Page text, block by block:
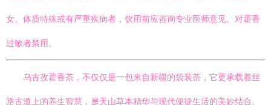
女、体质特殊或有严重疾病者，饮用前应咨询专业医师意见。对藿香
过敏者禁用。
乌古孜藿香茶，不仅仅是一包来自新疆的袋装茶，它更承载着丝
路古道上的养生智慧，是天山草本精华与现代便捷生活的美妙结合。